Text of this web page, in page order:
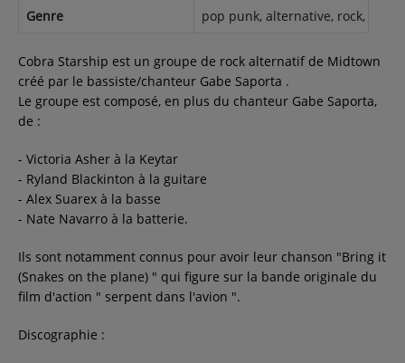
PODCASTS
CONCOURS
Contact
Contact
Régie Publicitaire
Genre pop punk, alternative, rock, seen
Cobra Starship est un groupe de rock alternatif de Midtown
créé par le bassiste/chanteur Gabe Saporta .
Le groupe est composé, en plus du chanteur Gabe Saporta,
de :
- Victoria Asher à la Keytar
- Ryland Blackinton à la guitare
- Alex Suarex à la basse
- Nate Navarro à la batterie.
Ils sont notamment connus pour avoir leur chanson "Bring it
(Snakes on the plane) " qui figure sur la bande originale du
film d'action " serpent dans l'avion ".
Discographie :